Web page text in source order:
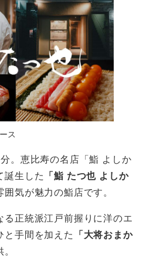
ス
。恵比寿の名店「鮨 よしか
誕生した 「鮨 たつ也 よしか
気が魅力の鮨店です。
る正統派江戸前握りに洋のエ
と手間を加えた 「大将おまか